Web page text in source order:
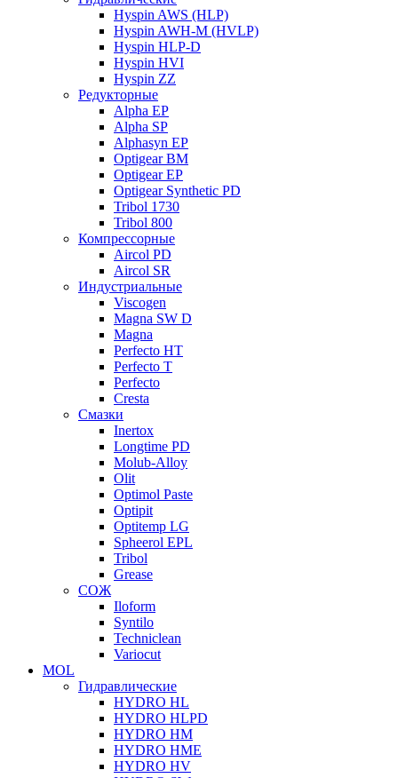
Hyspin AWS (HLP)
Hyspin AWH-M (HVLP)
Hyspin HLP-D
Hyspin HVI
Hyspin ZZ
Редукторные
Alpha EP
Alpha SP
Alphasyn EP
Optigear BM
Optigear EP
Optigear Synthetic PD
Tribol 1730
Tribol 800
Компрессорные
Aircol PD
Aircol SR
Индустриальные
Viscogen
Magna SW D
Magna
Perfecto HT
Perfecto T
Perfecto
Cresta
Смазки
Inertox
Longtime PD
Molub-Alloy
Olit
Optimol Paste
Optipit
Optitemp LG
Spheerol EPL
Tribol
Grease
СОЖ
Iloform
Syntilo
Techniclean
Variocut
MOL
Гидравлические
HYDRO HL
HYDRO HLPD
HYDRO HM
HYDRO HME
HYDRO HV